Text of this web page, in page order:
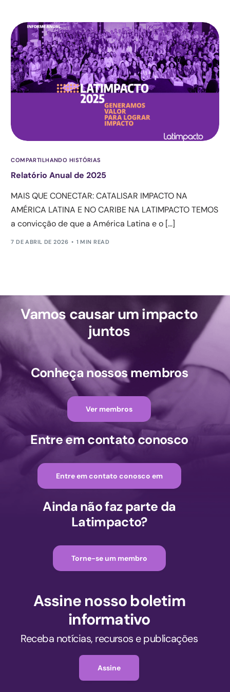
COMPARTILHANDO HISTÓRIAS
Relatório Anual de 2025
MAIS QUE CONECTAR: CATALISAR IMPACTO NA
AMÉRICA LATINA E NO CARIBE NA LATIMPACTO TEMOS
a convicção de que a América Latina e o […]
7 DE ABRIL DE 2026 1 MIN READ
Vamos causar um impacto
juntos
Conheça nossos membros
Ver membros
Entre em contato conosco
Entre em contato conosco em
Ainda não faz parte da
Latimpacto?
Torne-se um membro
Assine nosso boletim
informativo
Receba notícias, recursos e publicações
Assine